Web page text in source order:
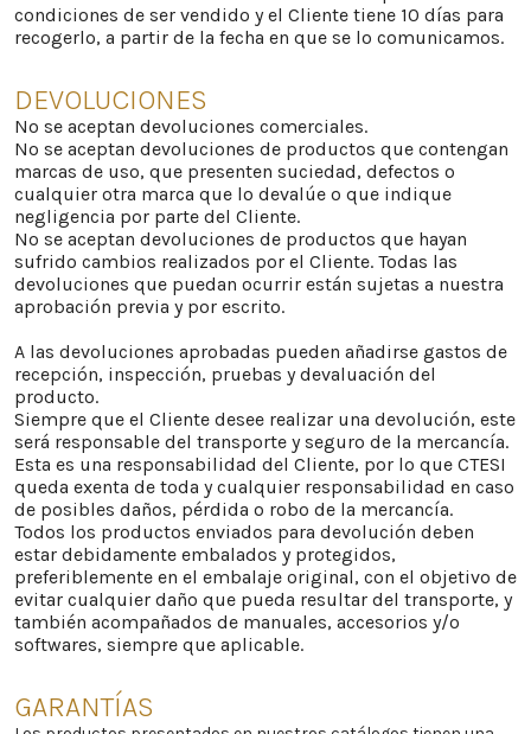
condiciones de ser vendido y el Cliente tiene 10 días para
recogerlo, a partir de la fecha en que se lo comunicamos.
DEVOLUCIONES
No se aceptan devoluciones comerciales.
No se aceptan devoluciones de productos que contengan
marcas de uso, que presenten suciedad, defectos o
cualquier otra marca que lo devalúe o que indique
negligencia por parte del Cliente.
No se aceptan devoluciones de productos que hayan
sufrido cambios realizados por el Cliente. Todas las
devoluciones que puedan ocurrir están sujetas a nuestra
aprobación previa y por escrito.
A las devoluciones aprobadas pueden añadirse gastos de
recepción, inspección, pruebas y devaluación del
producto.
Siempre que el Cliente desee realizar una devolución, este
será responsable del transporte y seguro de la mercancía.
Esta es una responsabilidad del Cliente, por lo que CTESI
queda exenta de toda y cualquier responsabilidad en caso
de posibles daños, pérdida o robo de la mercancía.
Todos los productos enviados para devolución deben
estar debidamente embalados y protegidos,
preferiblemente en el embalaje original, con el objetivo de
evitar cualquier daño que pueda resultar del transporte, y
también acompañados de manuales, accesorios y/o
softwares, siempre que aplicable.
GARANTÍAS